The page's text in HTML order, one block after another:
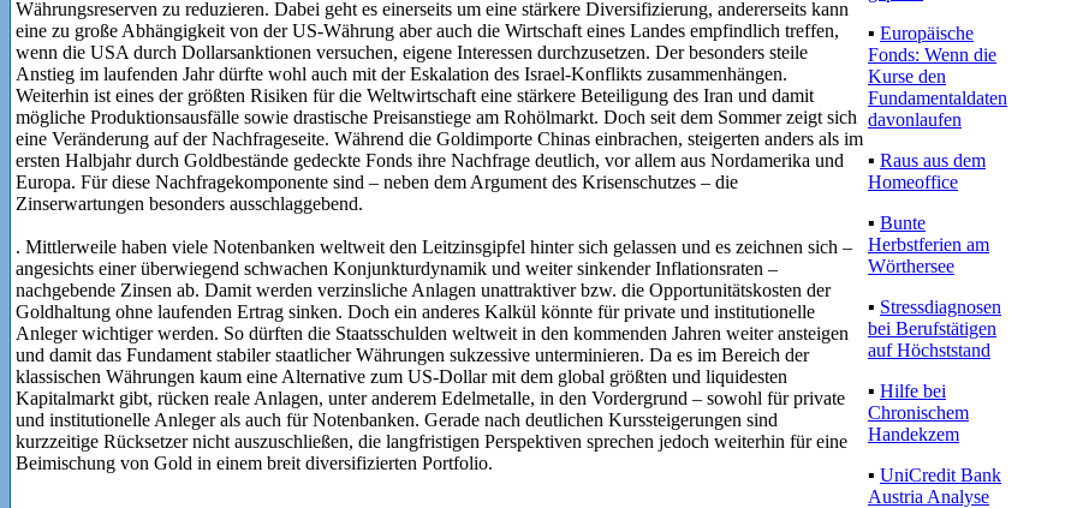
Währungsreserven zu reduzieren. Dabei geht es einerseits um eine stärkere Diversifizierung, andererseits kann
eine zu große Abhängigkeit von der US-Währung aber auch die Wirtschaft eines Landes empfindlich treffen,
wenn die USA durch Dollarsanktionen versuchen, eigene Interessen durchzusetzen. Der besonders steile
Anstieg im laufenden Jahr dürfte wohl auch mit der Eskalation des Israel-Konflikts zusammenhängen.
Weiterhin ist eines der größten Risiken für die Weltwirtschaft eine stärkere Beteiligung des Iran und damit
mögliche Produktionsausfälle sowie drastische Preisanstiege am Rohölmarkt. Doch seit dem Sommer zeigt sich
eine Veränderung auf der Nachfrageseite. Während die Goldimporte Chinas einbrachen, steigerten anders als im
ersten Halbjahr durch Goldbestände gedeckte Fonds ihre Nachfrage deutlich, vor allem aus Nordamerika und
Europa. Für diese Nachfragekomponente sind – neben dem Argument des Krisenschutzes – die
Zinserwartungen besonders ausschlaggebend.
. Mittlerweile haben viele Notenbanken weltweit den Leitzinsgipfel hinter sich gelassen und es zeichnen sich –
angesichts einer überwiegend schwachen Konjunkturdynamik und weiter sinkender Inflationsraten –
nachgebende Zinsen ab. Damit werden verzinsliche Anlagen unattraktiver bzw. die Opportunitätskosten der
Goldhaltung ohne laufenden Ertrag sinken. Doch ein anderes Kalkül könnte für private und institutionelle
Anleger wichtiger werden. So dürften die Staatsschulden weltweit in den kommenden Jahren weiter ansteigen
und damit das Fundament stabiler staatlicher Währungen sukzessive unterminieren. Da es im Bereich der
klassischen Währungen kaum eine Alternative zum US-Dollar mit dem global größten und liquidesten
Kapitalmarkt gibt, rücken reale Anlagen, unter anderem Edelmetalle, in den Vordergrund – sowohl für private
und institutionelle Anleger als auch für Notenbanken. Gerade nach deutlichen Kurssteigerungen sind
kurzzeitige Rücksetzer nicht auszuschließen, die langfristigen Perspektiven sprechen jedoch weiterhin für eine
Beimischung von Gold in einem breit diversifizierten Portfolio.
▪ Europäische
Fonds: Wenn die
Kurse den
Fundamentaldaten
davonlaufen
▪ Raus aus dem
Homeoffice
▪ Bunte
Herbstferien am
Wörthersee
▪ Stressdiagnosen
bei Berufstätigen
auf Höchststand
▪ Hilfe bei
Chronischem
Handekzem
▪ UniCredit Bank
Austria Analyse